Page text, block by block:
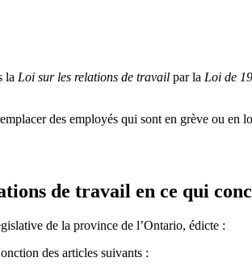
la Loi sur les relations de travail par la Loi de
des employés qui sont en grève ou en
de travail en ce qui
de la province de l’Ontario, édicte :
des articles suivants :